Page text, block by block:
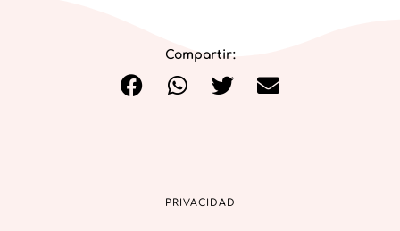
Compartir:
PRIVACIDAD